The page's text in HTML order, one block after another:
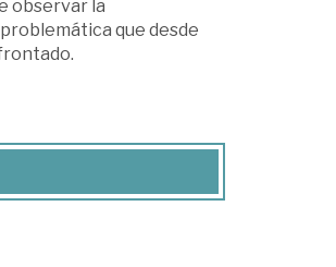
observar la
que desde